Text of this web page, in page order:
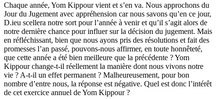
Chaque année, Yom Kippour vient et s’en va. Nous approchons du
Jour du Jugement avec appréhension car nous savons qu’en ce jour,
D.ieu scellera notre sort pour l’année à venir et qu’il s’agit alors de
notre dernière chance pour influer sur la décision du jugement. Mais
en réfléchissant, bien que nous ayons pris des résolutions et fait des
promesses l’an passé, pouvons-nous affirmer, en toute honnêteté,
que cette année a été bien meilleure que la précédente ? Yom
Kippour change-t-il réellement la manière dont nous vivons notre
vie ? A-t-il un effet permanent ? Malheureusement, pour bon
nombre d’entre nous, la réponse est négative. Quel est donc l’intérêt
de cet exercice annuel de Yom Kippour ?